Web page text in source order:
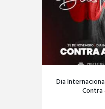
Dia
Contra